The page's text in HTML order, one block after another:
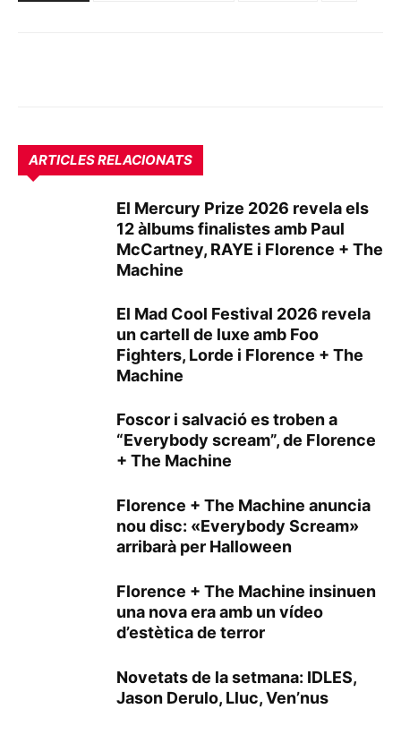
ARTICLES RELACIONATS
El Mercury Prize 2026 revela els
12 àlbums finalistes amb Paul
McCartney, RAYE i Florence + The
Machine
El Mad Cool Festival 2026 revela
un cartell de luxe amb Foo
Fighters, Lorde i Florence + The
Machine
Foscor i salvació es troben a
“Everybody scream”, de Florence
+ The Machine
Florence + The Machine anuncia
nou disc: «Everybody Scream»
arribarà per Halloween
Florence + The Machine insinuen
una nova era amb un vídeo
d’estètica de terror
Novetats de la setmana: IDLES,
Jason Derulo, Lluc, Ven’nus